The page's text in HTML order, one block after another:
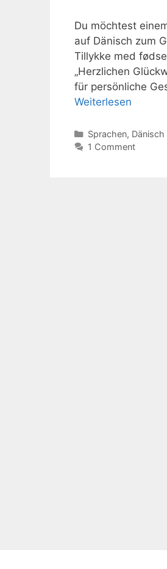
Du möchtest
auf Dänisch zum
Tillykke med
„Herzlichen
für persönliche
Weiterlesen
Kategorien
Sprachen, Dänisch
1 Comment